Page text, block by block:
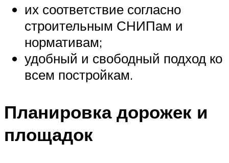
их соответствие согласно
строительным СНИПам и
нормативам;
удобный и свободный подход ко
всем постройкам.
Планировка дорожек и
площадок